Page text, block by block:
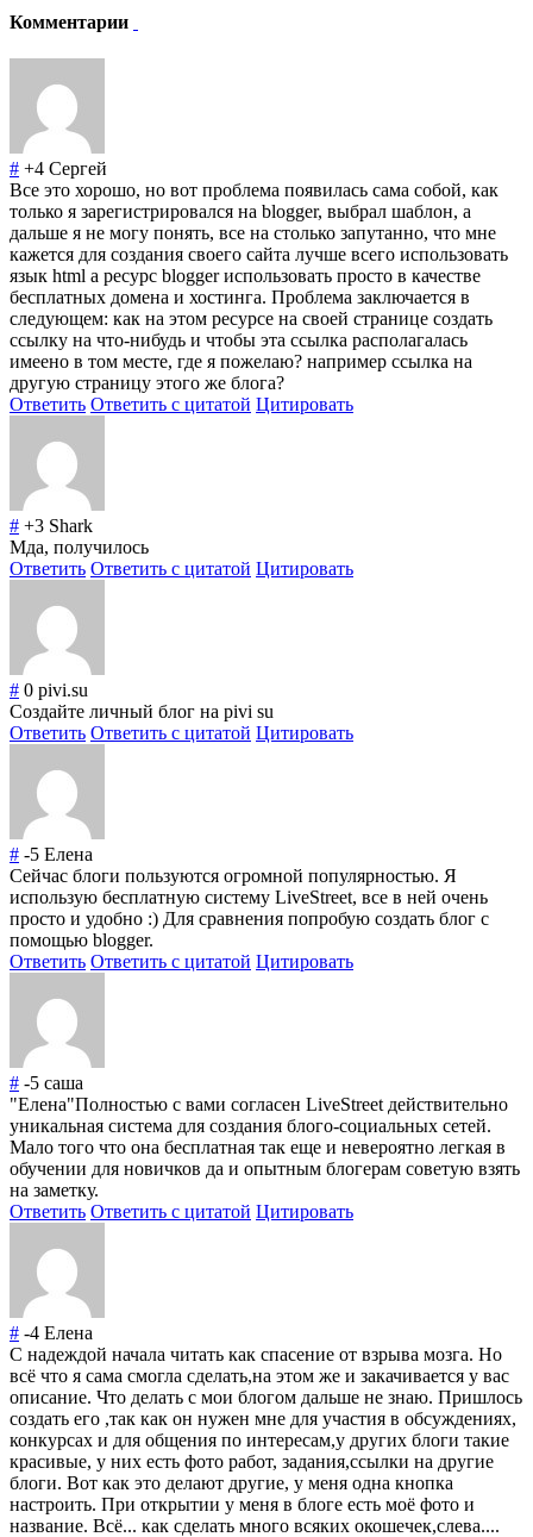
Комментарии
# +4 Сергей
Все это хорошо, но вот проблема появилась сама собой, как
только я зарегистрировался на blogger, выбрал шаблон, а
дальше я не могу понять, все на столько запутанно, что мне
кажется для создания своего сайта лучше всего использовать
язык html а ресурс blogger использовать просто в качестве
бесплатных домена и хостинга. Проблема заключается в
следующем: как на этом ресурсе на своей странице создать
ссылку на что-нибудь и чтобы эта ссылка располагалась
имеено в том месте, где я пожелаю? например ссылка на
другую страницу этого же блога?
Ответить Ответить с цитатой Цитировать
# +3 Shark
Мда, получилось
Ответить Ответить с цитатой Цитировать
# 0 pivi.su
Создайте личный блог на pivi su
Ответить Ответить с цитатой Цитировать
# -5 Елена
Сейчас блоги пользуются огромной популярностью. Я
использую бесплатную систему LiveStreet, все в ней очень
просто и удобно :) Для сравнения попробую создать блог с
помощью blogger.
Ответить Ответить с цитатой Цитировать
# -5 саша
"Елена"Полностью с вами согласен LiveStreet действительно
уникальная система для создания блого-социальных сетей.
Мало того что она бесплатная так еще и невероятно легкая в
обучении для новичков да и опытным блогерам советую взять
на заметку.
Ответить Ответить с цитатой Цитировать
# -4 Елена
С надеждой начала читать как спасение от взрыва мозга. Но
всё что я сама смогла сделать,на этом же и закачивается у вас
описание. Что делать с мои блогом дальше не знаю. Пришлось
создать его ,так как он нужен мне для участия в обсуждениях,
конкурсах и для общения по интересам,у других блоги такие
красивые, у них есть фото работ, задания,ссылки на другие
блоги. Вот как это делают другие, у меня одна кнопка
настроить. При открытии у меня в блоге есть моё фото и
название. Всё... как сделать много всяких окошечек,слева....